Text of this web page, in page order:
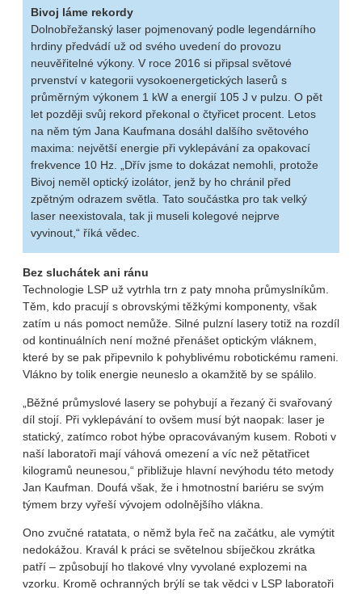
Bivoj láme rekordy
Dolnobřežanský laser pojmenovaný podle legendárního
hrdiny předvádí už od svého uvedení do provozu
neuvěřitelné výkony. V roce 2016 si připsal světové
prvenství v kategorii vysokoenergetických laserů s
průměrným výkonem 1 kW a energií 105 J v pulzu. O pět
let později svůj rekord překonal o čtyřicet procent. Letos
na něm tým Jana Kaufmana dosáhl dalšího světového
maxima: největší energie při vyklepávání za opakovací
frekvence 10 Hz. „Dřív jsme to dokázat nemohli, protože
Bivoj neměl optický izolátor, jenž by ho chránil před
zpětným odrazem světla. Tato součástka pro tak velký
laser neexistovala, tak ji museli kolegové nejprve
vyvinout,“ říká vědec.
Bez sluchátek ani ránu
Technologie LSP už vytrhla trn z paty mnoha průmyslníkům.
Těm, kdo pracují s obrovskými těžkými komponenty, však
zatím u nás pomoct nemůže. Silné pulzní lasery totiž na rozdíl
od kontinuálních není možné přenášet optickým vláknem,
které by se pak připevnilo k pohyblivému robotickému rameni.
Vlákno by tolik energie neuneslo a okamžitě by se spálilo.
„Běžné průmyslové lasery se pohybují a řezaný či svařovaný
díl stojí. Při vyklepávání to ovšem musí být naopak: laser je
statický, zatímco robot hýbe opracovávaným kusem. Roboti v
naší laboratoři mají váhová omezení a víc než pětatřicet
kilogramů neunesou,“ přibližuje hlavní nevýhodu této metody
Jan Kaufman. Doufá však, že i hmotnostní bariéru se svým
týmem brzy vyřeší vývojem odolnějšího vlákna.
Ono zvučné ratatata, o němž byla řeč na začátku, ale vymýtit
nedokážou. Kravál k práci se světelnou sbíječkou zkrátka
patří – způsobují ho tlakové vlny vyvolané explozemi na
vzorku. Kromě ochranných brýlí se tak vědci v LSP laboratoři